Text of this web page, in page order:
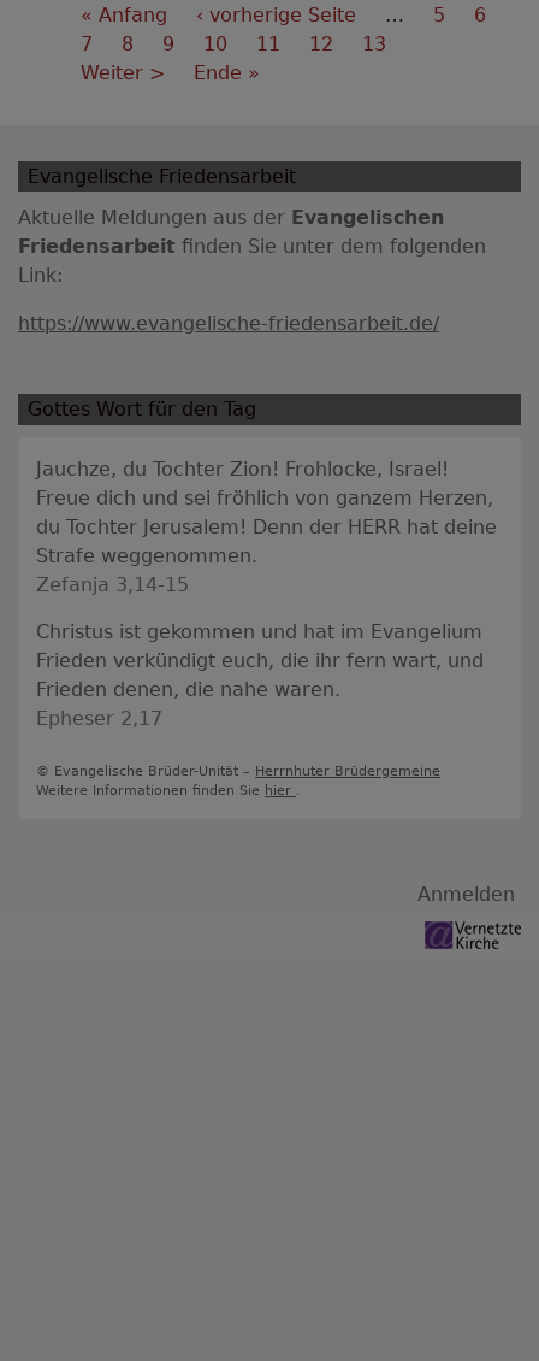
Seitennummerierung
First
page
« Anfang
Vorherige
Seite
‹ vorherige Seite … Seite
5 Seite
6
Seite
7 Seite
8 Seite
9 Seite
10 Seite
11
Aktuelle
12 Seite
13
Nächste
Weiter >
Last
Ende »
Evangelische Friedensarbeit
Aktuelle Meldungen aus der Evangelischen
Friedensarbeit finden Sie unter dem folgenden
Link:
https://www.evangelische-friedensarbeit.de/
Gottes Wort für den Tag
Jauchze, du Tochter Zion! Frohlocke, Israel!
Freue dich und sei fröhlich von ganzem Herzen,
du Tochter Jerusalem! Denn der HERR hat deine
Strafe weggenommen.
Zefanja 3,14-15
Christus ist gekommen und hat im Evangelium
Frieden verkündigt euch, die ihr fern wart, und
Frieden denen, die nahe waren.
Epheser 2,17
© Evangelische Brüder-Unität – Herrnhuter Brüdergemeine
Weitere Informationen finden Sie hier .
Anmelden